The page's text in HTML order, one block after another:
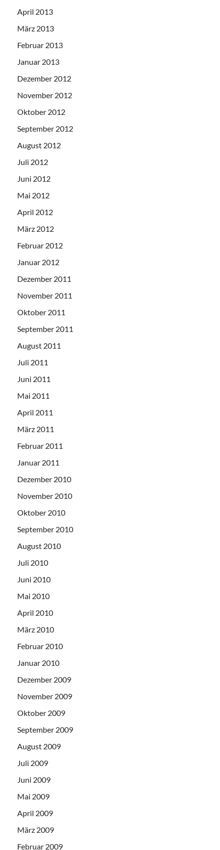
April 2013
März 2013
Februar 2013
Januar 2013
Dezember 2012
November 2012
Oktober 2012
September 2012
August 2012
Juli 2012
Juni 2012
Mai 2012
April 2012
März 2012
Februar 2012
Januar 2012
Dezember 2011
November 2011
Oktober 2011
September 2011
August 2011
Juli 2011
Juni 2011
Mai 2011
April 2011
März 2011
Februar 2011
Januar 2011
Dezember 2010
November 2010
Oktober 2010
September 2010
August 2010
Juli 2010
Juni 2010
Mai 2010
April 2010
März 2010
Februar 2010
Januar 2010
Dezember 2009
November 2009
Oktober 2009
September 2009
August 2009
Juli 2009
Juni 2009
Mai 2009
April 2009
März 2009
Februar 2009